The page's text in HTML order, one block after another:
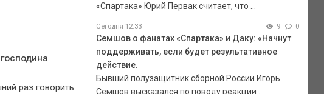
раз говорить
«Спартака» Юрий Первак считает, что ...
Сегодня 12:33 9 0
Семшов о фанатах «Спартака» и Даку: «Начнут
поддерживать, если будет результативное
действие.
Бывший полузащитник сборной России Игорь
Семшов высказался по поводу реакции ...